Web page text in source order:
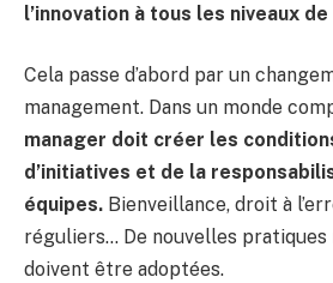
l’innovation à tous les niveaux
Cela passe d’abord par un
management. Dans un monde
manager doit créer les
d’initiatives et de la
équipes. Bienveillance, droit à
réguliers… De nouvelles pratiques
doivent être adoptées.